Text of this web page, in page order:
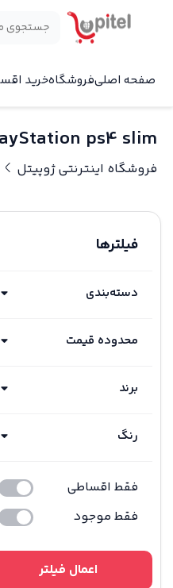
صفحه اصلیفروشگاهخرید
ps4 slim
فروشگاه اینترنتی ژوپیتل
فیلترها
دسته‌بندی
محدوده قیمت
برند
رنگ
فقط اقساطی
فقط موجود
اعمال فیلتر